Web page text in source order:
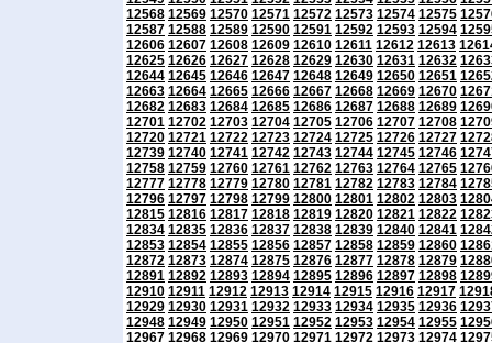
12568 12569 12570 12571 12572 12573 12574 12575
12587 12588 12589 12590 12591 12592 12593 12594
12606 12607 12608 12609 12610 12611 12612 12613
12625 12626 12627 12628 12629 12630 12631 12632
12644 12645 12646 12647 12648 12649 12650 12651
12663 12664 12665 12666 12667 12668 12669 12670
12682 12683 12684 12685 12686 12687 12688 12689
12701 12702 12703 12704 12705 12706 12707 12708
12720 12721 12722 12723 12724 12725 12726 12727
12739 12740 12741 12742 12743 12744 12745 12746
12758 12759 12760 12761 12762 12763 12764 12765
12777 12778 12779 12780 12781 12782 12783 12784
12796 12797 12798 12799 12800 12801 12802 12803
12815 12816 12817 12818 12819 12820 12821 12822
12834 12835 12836 12837 12838 12839 12840 12841
12853 12854 12855 12856 12857 12858 12859 12860
12872 12873 12874 12875 12876 12877 12878 12879
12891 12892 12893 12894 12895 12896 12897 12898
12910 12911 12912 12913 12914 12915 12916 12917
12929 12930 12931 12932 12933 12934 12935 12936
12948 12949 12950 12951 12952 12953 12954 12955
12967 12968 12969 12970 12971 12972 12973 12974